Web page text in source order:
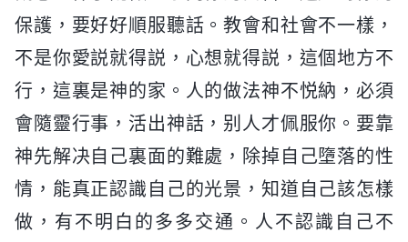
保護，要好好順服聽話。教會和社會不一樣，
不是你愛説就得説，心想就得説，這個地方不
行，這裏是神的家。人的做法神不悦納，必須
會隨靈行事，活出神話，别人才佩服你。要靠
神先解决自己裏面的難處，除掉自己墮落的性
情，能真正認識自己的光景，知道自己該怎樣
做，有不明白的多多交通。人不認識自己不